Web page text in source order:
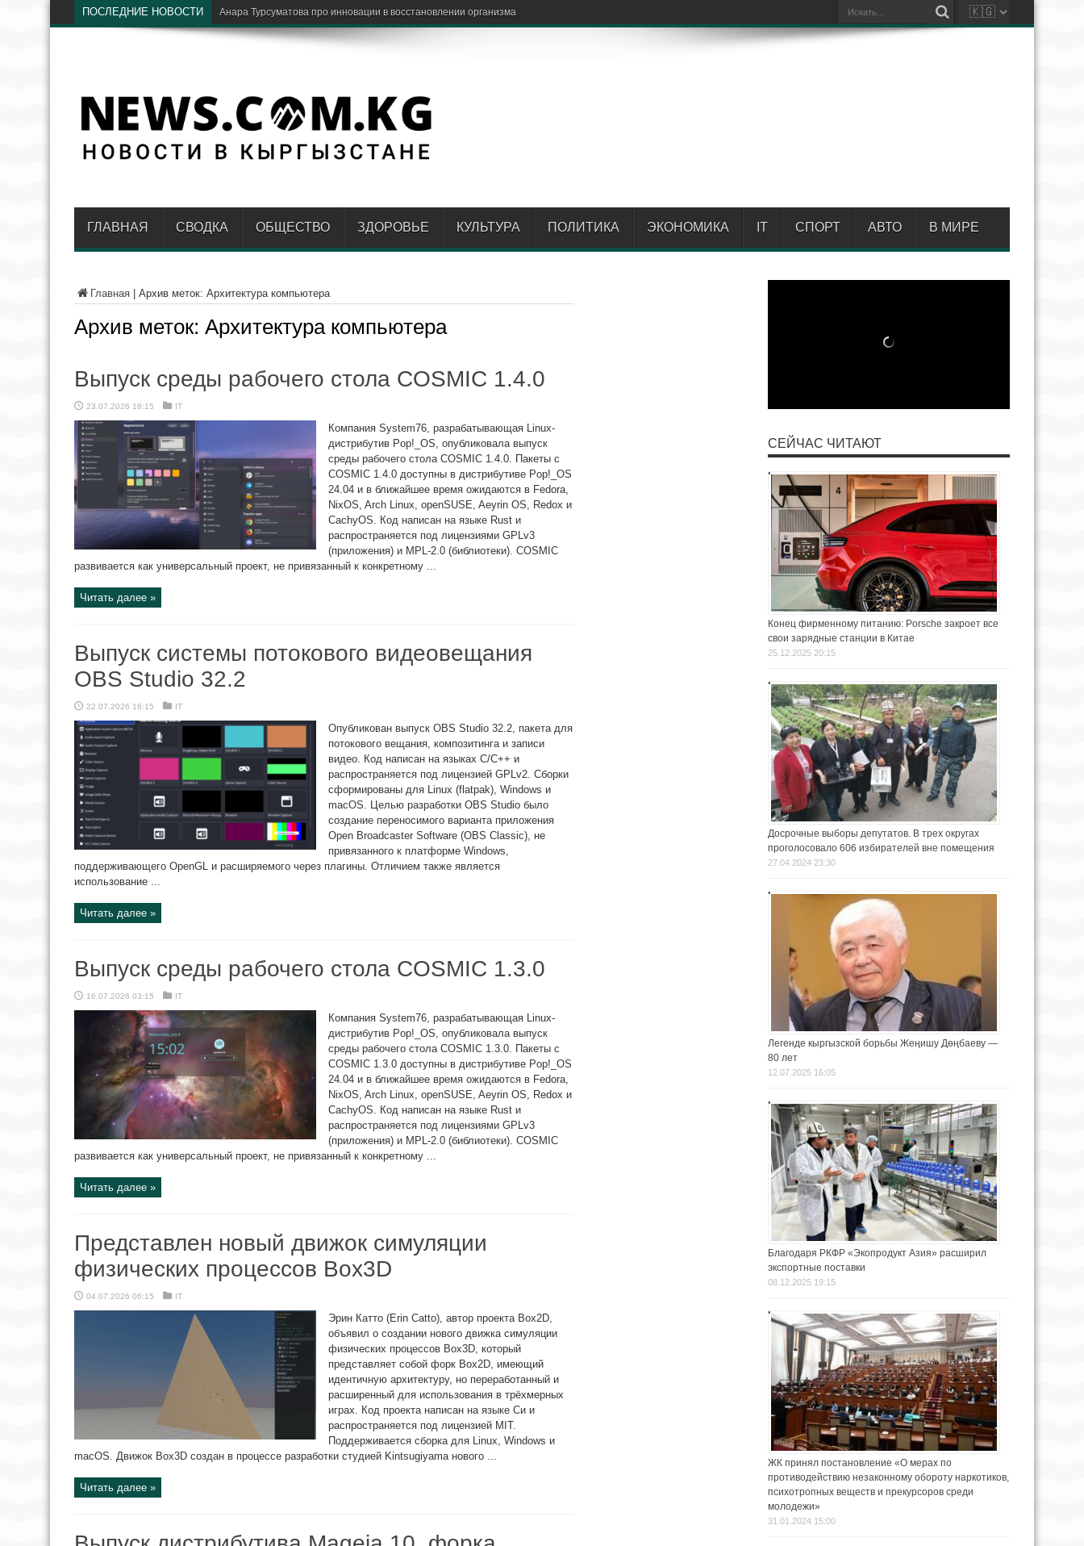
ПОСЛЕДНИЕ НОВОСТИ В путешествиях стало ещ
ГЛАВНАЯ СВОДКА ОБЩЕСТВО ЗДОРОВЬЕ КУЛЬТУРА ПОЛИТИКА ЭКОНОМИКА IT СПОРТ АВТО В МИРЕ
Главная Архив меток: Архитектура компьютера
Архив меток: Архитектура компьютера
Выпуск среды рабочего стола COSMIC 1.4.0
23.07.2026 18:15 IT
Компания System76, разрабатывающая Linux-
дистрибутив Pop!_OS, опубликовала выпуск
среды рабочего стола COSMIC 1.4.0. Пакеты с
COSMIC 1.4.0 доступны в дистрибутиве Pop!_OS
24.04 и в ближайшее время ожидаются в Fedora,
NixOS, Arch Linux, openSUSE, Aeyrin OS, Redox и
CachyOS. Код написан на языке Rust и
распространяется под лицензиями GPLv3
(приложения) и MPL-2.0 (библиотеки). COSMIC
развивается как универсальный проект, не привязанный к конкретному ...
Читать далее »
Выпуск системы потокового видеовещания
OBS Studio 32.2
22.07.2026 18:15 IT
Опубликован выпуск OBS Studio 32.2, пакета для
потокового вещания, композитинга и записи
видео. Код написан на языках C/C++ и
распространяется под лицензией GPLv2. Сборки
сформированы для Linux (flatpak), Windows и
macOS. Целью разработки OBS Studio было
создание переносимого варианта приложения
Open Broadcaster Software (OBS Classic), не
привязанного к платформе Windows,
поддерживающего OpenGL и расширяемого через плагины. Отличием также является
использование ...
Читать далее »
Выпуск среды рабочего стола COSMIC 1.3.0
16.07.2026 03:15 IT
Компания System76, разрабатывающая Linux-
дистрибутив Pop!_OS, опубликовала выпуск
среды рабочего стола COSMIC 1.3.0. Пакеты с
COSMIC 1.3.0 доступны в дистрибутиве Pop!_OS
24.04 и в ближайшее время ожидаются в Fedora,
NixOS, Arch Linux, openSUSE, Aeyrin OS, Redox и
CachyOS. Код написан на языке Rust и
распространяется под лицензиями GPLv3
(приложения) и MPL-2.0 (библиотеки). COSMIC
развивается как универсальный проект, не привязанный к конкретному ...
Читать далее »
Представлен новый движок симуляции
физических процессов Box3D
04.07.2026 06:15 IT
Эрин Катто (Erin Catto), автор проекта Box2D,
объявил о создании нового движка симуляции
физических процессов Box3D, который
представляет собой форк Box2D, имеющий
идентичную архитектуру, но переработанный и
расширенный для использования в трёхмерных
играх. Код проекта написан на языке Си и
распространяется под лицензией MIT.
Поддерживается сборка для Linux, Windows и
macOS. Движок Box3D создан в процессе разработки студией Kintsugiyama нового ...
Читать далее »
СЕЙЧАС ЧИТАЮТ
Конец фирменному питанию: Porsche закроет все
свои зарядные станции в Китае
25.12.2025 20:15
Досрочные выборы депутатов. В трех округах
проголосовало 606 избирателей вне помещения
27.04.2024 23:30
Легенде кыргызской борьбы Жеңишу Дөңбаеву —
80 лет
12.07.2025 16:05
Благодаря РКФР «Экопродукт Азия» расширил
экспортные поставки
08.12.2025 19:15
ЖК принял постановление «О мерах по
противодействию незаконному обороту наркотиков,
психотропных веществ и прекурсоров среди
молодежи»
31.01.2024 15:00